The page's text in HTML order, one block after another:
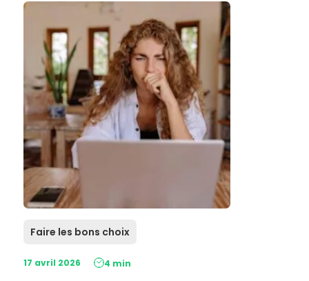
Faire les bons choix
17 avril 2026 4 min